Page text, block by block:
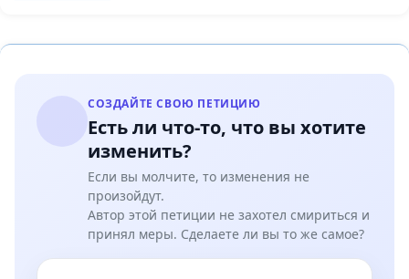
СОЗДАЙТЕ СВОЮ ПЕТИЦИЮ
Есть ли что-то, что вы хотите
изменить?
Если вы молчите, то изменения не
произойдут.
Автор этой петиции не захотел смириться и
принял меры. Сделаете ли вы то же самое?